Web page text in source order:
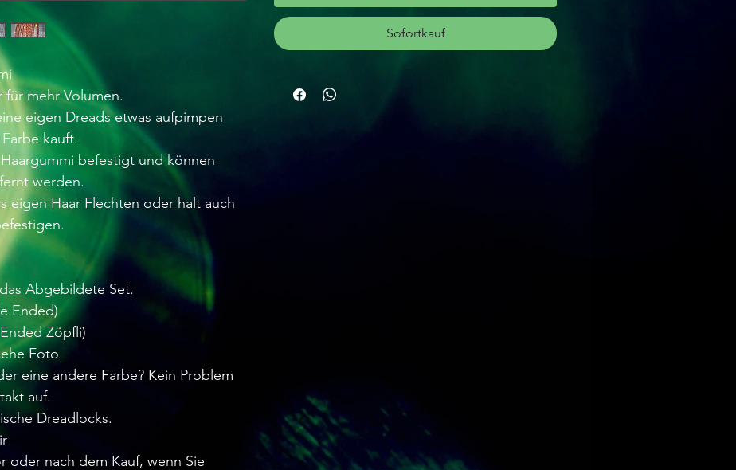
für mehr Volumen.
eigen Dreads etwas aufpimpen
kauft.
befestigt und können
werden.
eigen Haar Flechten oder halt auch
Abgebildete Set.
Ended)
Zöpfli)
Foto
eine andere Farbe? Kein Problem
auf.
Dreadlocks.
oder nach dem Kauf, wenn Sie
Sofortkauf